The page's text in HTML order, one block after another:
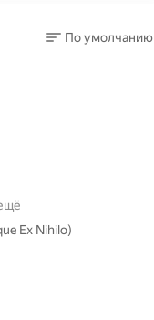
По умолчанию
Ex Nihilo)